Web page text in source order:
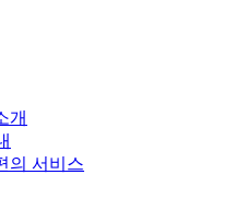
개
의 서비스